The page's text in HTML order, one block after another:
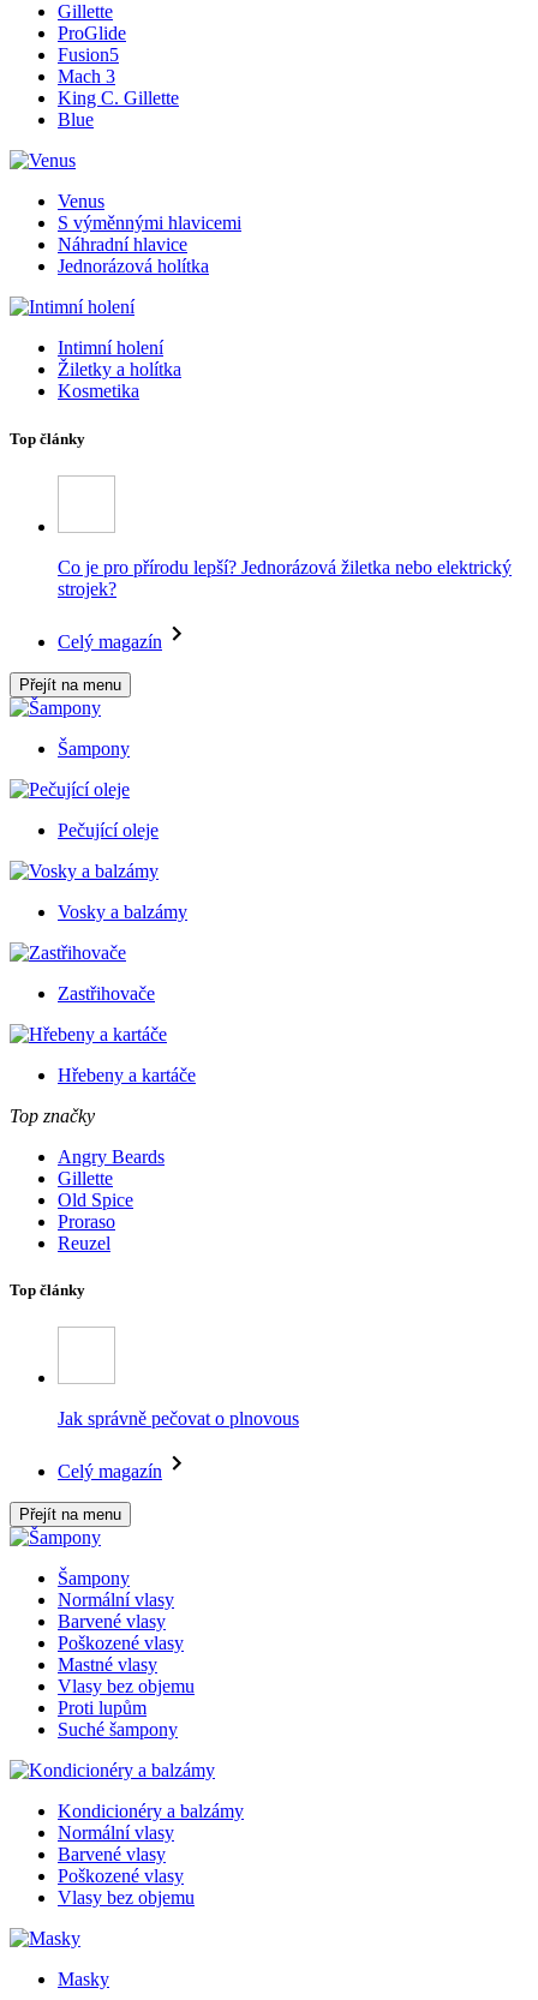
Gillette
ProGlide
Fusion5
Mach 3
King C. Gillette
Blue
Venus
S výměnnými hlavicemi
Náhradní hlavice
Jednorázová holítka
Intimní holení
Žiletky a holítka
Kosmetika
Top články
Co je pro přírodu lepší? Jednorázová žiletka nebo elektrický
strojek?
Celý magazín
Přejít na menu
Šampony
Pečující oleje
Vosky a balzámy
Zastřihovače
Hřebeny a kartáče
Top značky
Angry Beards
Gillette
Old Spice
Proraso
Reuzel
Top články
Jak správně pečovat o plnovous
Celý magazín
Přejít na menu
Šampony
Normální vlasy
Barvené vlasy
Poškozené vlasy
Mastné vlasy
Vlasy bez objemu
Proti lupům
Suché šampony
Kondicionéry a balzámy
Normální vlasy
Barvené vlasy
Poškozené vlasy
Vlasy bez objemu
Masky